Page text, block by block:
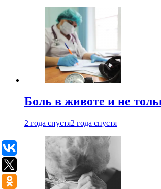
Боль в животе и не
2 года спустя2 года спустя